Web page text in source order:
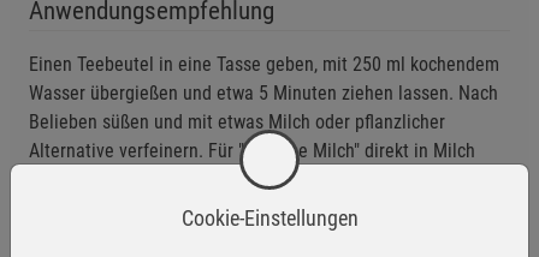
Anwendungsempfehlung
Einen Teebeutel in eine Tasse geben, mit 250 ml kochendem
Wasser übergießen und etwa 5 Minuten ziehen lassen. Nach
Belieben süßen und mit etwas Milch oder pflanzlicher
Alternative verfeinern. Für "Goldene Milch" direkt in Milch
oder veganer Alternative aufkochen.
Kühl und trocken lagern.Cookie-Einstellungen